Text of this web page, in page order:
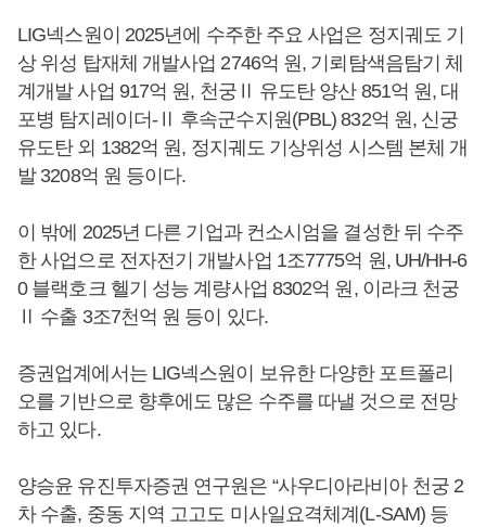
LIG넥스원이 2025년에 수주한 주요 사업은 정지궤도 기
상 위성 탑재체 개발사업 2746억 원, 기뢰탐색음탐기 체
계개발 사업 917억 원, 천궁Ⅱ 유도탄 양산 851억 원, 대
포병 탐지레이더-Ⅱ 후속군수지원(PBL) 832억 원, 신궁
유도탄 외 1382억 원, 정지궤도 기상위성 시스템 본체 개
발 3208억 원 등이다.
이 밖에 2025년 다른 기업과 컨소시엄을 결성한 뒤 수주
한 사업으로 전자전기 개발사업 1조7775억 원, UH/HH-6
0 블랙호크 헬기 성능 계량사업 8302억 원, 이라크 천궁
Ⅱ 수출 3조7천억 원 등이 있다.
증권업계에서는 LIG넥스원이 보유한 다양한 포트폴리
오를 기반으로 향후에도 많은 수주를 따낼 것으로 전망
하고 있다.
양승윤 유진투자증권 연구원은 “사우디아라비아 천궁 2
차 수출, 중동 지역 고고도 미사일요격체계(L-SAM) 등